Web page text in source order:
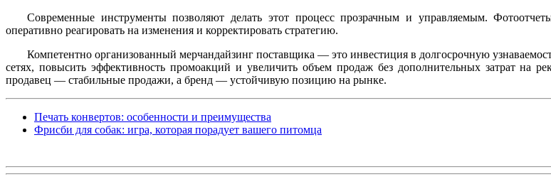
Современные инструменты позволяют делать этот процесс прозрачным и управляемым.
оперативно реагировать на изменения и корректировать стратегию.
Компетентно организованный мерчандайзинг поставщика — это инвестиция в долгосрочную
сетях, повысить эффективность промоакций и увеличить объем продаж без дополнительных затрат на
продавец — стабильные продажи, а бренд — устойчивую позицию на рынке.
Печать конвертов: особенности и преимущества
Фрисби для собак: игра, которая порадует вашего питомца